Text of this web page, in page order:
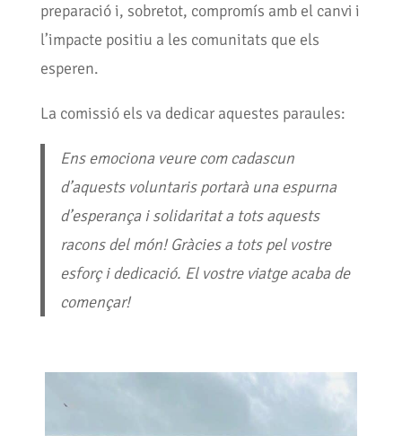
preparació i, sobretot, compromís amb el canvi i
l’impacte positiu a les comunitats que els
esperen.
La comissió els va dedicar aquestes paraules:
Ens emociona veure com cadascun
d’aquests voluntaris portarà una espurna
d’esperança i solidaritat a tots aquests
racons del món! Gràcies a tots pel vostre
esforç i dedicació. El vostre viatge acaba de
començar!